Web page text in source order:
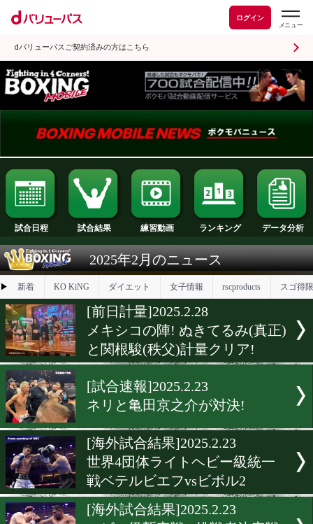
ログイン
dバリューパスご契約済みの方はこちら
試合日程 試合結果 練習動画 ランキング
2025年2月のニュース
▶ 新着 KO KiNG ダイエット 女子情報
[前日計量]2025.2.28
メキシコの陣! ぬきてるみ(
[試合速報]2025.2.23
ネリと亀田京之介が対決!